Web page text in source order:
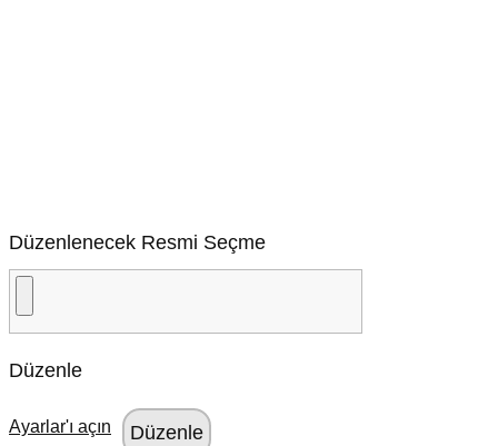
Düzenlenecek Resmi Seçme
Düzenle
Ayarlar'ı açın